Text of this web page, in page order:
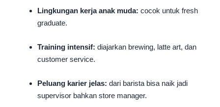
Lingkungan kerja anak muda: cocok untuk fresh
graduate.
Training intensif: diajarkan brewing, latte art, dan
customer service.
Peluang karier jelas: dari barista bisa naik jadi
supervisor bahkan store manager.